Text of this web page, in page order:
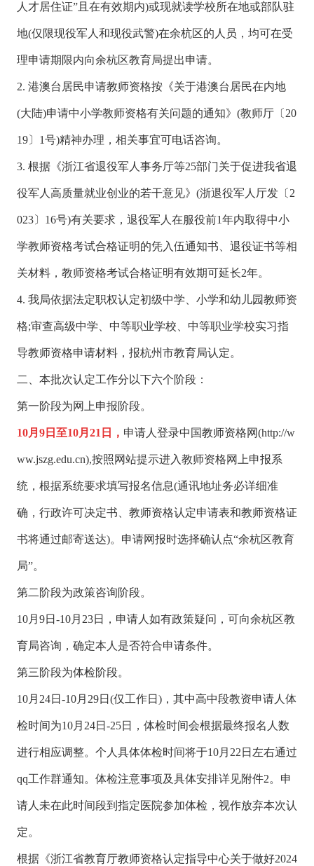
人才居住证”且在有效期内)或现就读学校所在地或部队驻
地(仅限现役军人和现役武警)在余杭区的人员，均可在受
理申请期限内向余杭区教育局提出申请。
2. 港澳台居民申请教师资格按《关于港澳台居民在内地
(大陆)申请中小学教师资格有关问题的通知》(教师厅〔20
19〕1号)精神办理，相关事宜可电话咨询。
3. 根据《浙江省退役军人事务厅等25部门关于促进我省退
役军人高质量就业创业的若干意见》(浙退役军人厅发〔2
023〕16号)有关要求，退役军人在服役前1年内取得中小
学教师资格考试合格证明的凭入伍通知书、退役证书等相
关材料，教师资格考试合格证明有效期可延长2年。
4. 我局依据法定职权认定初级中学、小学和幼儿园教师资
格;审查高级中学、中等职业学校、中等职业学校实习指
导教师资格申请材料，报杭州市教育局认定。
二、本批次认定工作分以下六个阶段：
第一阶段为网上申报阶段。
10月9日至10月21日， 申请人登录中国教师资格网(http://w
ww.jszg.edu.cn),按照网站提示进入教师资格网上申报系
统，根据系统要求填写报名信息(通讯地址务必详细准
确，行政许可决定书、教师资格认定申请表和教师资格证
书将通过邮寄送达)。申请网报时选择确认点“余杭区教育
局”。
第二阶段为政策咨询阶段。
10月9日-10月23日，申请人如有政策疑问，可向余杭区教
育局咨询，确定本人是否符合申请条件。
第三阶段为体检阶段。
10月24日-10月29日(仅工作日)，其中高中段教资申请人体
检时间为10月24日-25日，体检时间会根据最终报名人数
进行相应调整。个人具体体检时间将于10月22日左右通过
qq工作群通知。体检注意事项及具体安排详见附件2。申
请人未在此时间段到指定医院参加体检，视作放弃本次认
定。
根据《浙江省教育厅教师资格认定指导中心关于做好2024